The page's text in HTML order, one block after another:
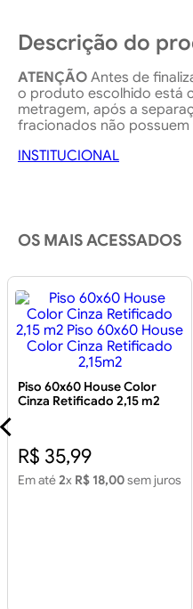
Descrição do
ATENÇÃO Antes de
o produto escolhido está
metragem, após a
fracionados não
INSTITUCIONAL
OS MAIS ACESSADOS
Piso 60x60 House Color
Cinza Retificado 2,15 m2
R$ 35,99
Em até2x R$ 18,00sem juros